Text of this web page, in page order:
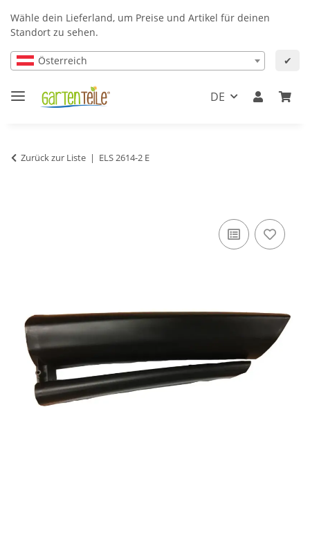
Wähle dein Lieferland, um Preise und Artikel für deinen
Standort zu sehen.
Österreich ✔
DE
Zurück zur Liste ELS 2614-2 E